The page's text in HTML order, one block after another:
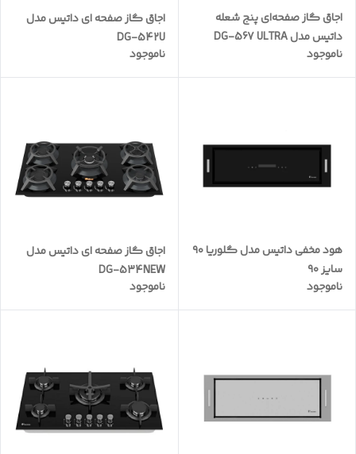
اجاق گاز صفحه‌ای پنج شعله
داتیس مدل DG-567 ULTRA
ناموجود
اجاق گاز صفحه ای داتیس مدل
DG-542U
ناموجود
هود مخفی داتیس مدل گلوریا ۹۰
سایز ۹۰
ناموجود
اجاق گاز صفحه ای داتیس مدل
DG-534NEW
ناموجود